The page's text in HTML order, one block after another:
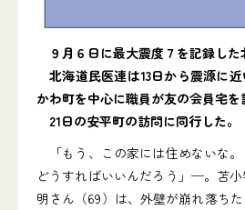
９月６日に最大震度７を記録した
北海道民医連は13日から震源に
かわ町を中心に職員が友の会員宅を
21日の安平町の訪問に同行した。
「もう、この家には住めないな
どうすればいいんだろう」─。苫
明さん（69）は、外壁が崩れ落ち